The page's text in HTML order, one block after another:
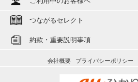
つながるセレクト
約款・重要説明事項
会社概要 プライバシーポリシー